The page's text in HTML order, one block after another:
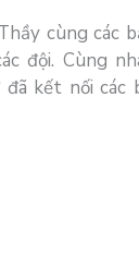
cùng các
đội. Cùng
đã kết nối các